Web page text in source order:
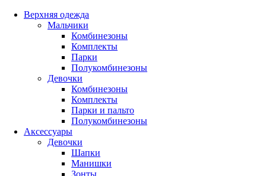
Верхняя одежда
Мальчики
Комбинезоны
Комплекты
Парки
Полукомбинезоны
Девочки
Комбинезоны
Комплекты
Парки и пальто
Полукомбинезоны
Аксессуары
Девочки
Шапки
Манишки
Зонты